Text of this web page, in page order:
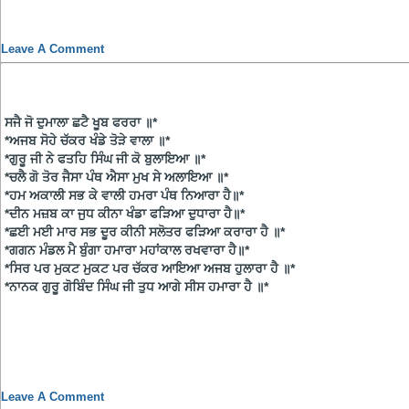
Leave A Comment
ਸਜੈ ਜੋ ਦੁਮਾਲਾ ਛਟੈ ਖੂਬ ਫਰਰਾ ॥*
*ਅਜਬ ਸੋਹੇ ਚੱਕਰ ਖੰਡੇ ਤੋੜੇ ਵਾਲਾ ॥*
*ਗੁਰੂ ਜੀ ਨੇ ਫਤਹਿ ਸਿੰਘ ਜੀ ਕੋ ਬੁਲਾਇਆ ॥*
*ਚਲੈ ਗੋ ਤੋਰ ਜੈਸਾ ਪੰਥ ਐਸਾ ਮੁਖ ਸੇ ਅਲਾਇਆ ॥*
*ਹਮ ਅਕਾਲੀ ਸਭ ਕੇ ਵਾਲੀ ਹਮਰਾ ਪੰਥ ਨਿਆਰਾ ਹੈ॥*
*ਦੀਨ ਮਜ਼ਬ ਕਾ ਜੁਧ ਕੀਨਾ ਖੰਡਾ ਫੜਿਆ ਦੁਧਾਰਾ ਹੈ॥*
*ਛਈ ਮਈ ਮਾਰ ਸਭ ਦੂਰ ਕੀਨੀ ਸਲੋਤਰ ਫੜਿਆ ਕਰਾਰਾ ਹੈ ॥*
*ਗਗਨ ਮੰਡਲ ਮੈ ਬੁੰਗਾ ਹਮਾਰਾ ਮਹਾਂਕਾਲ ਰਖਵਾਰਾ ਹੈ॥*
*ਸਿਰ ਪਰ ਮੁਕਟ ਮੁਕਟ ਪਰ ਚੱਕਰ ਆਇਆ ਅਜਬ ਹੁਲਾਰਾ ਹੈ ॥*
*ਨਾਨਕ ਗੁਰੂ ਗੋਬਿੰਦ ਸਿੰਘ ਜੀ ਤੁਧ ਆਗੇ ਸੀਸ ਹਮਾਰਾ ਹੈ ॥*
Leave A Comment